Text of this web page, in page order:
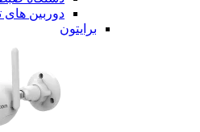
دوربین
برایتون